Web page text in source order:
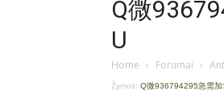
Q微
U
Home › Forumai ›
Žymos: Q微936794295急需加